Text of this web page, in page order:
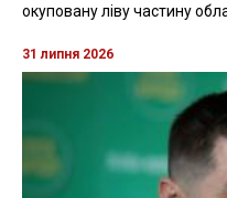
окуповану ліву частину
31 липня 2026